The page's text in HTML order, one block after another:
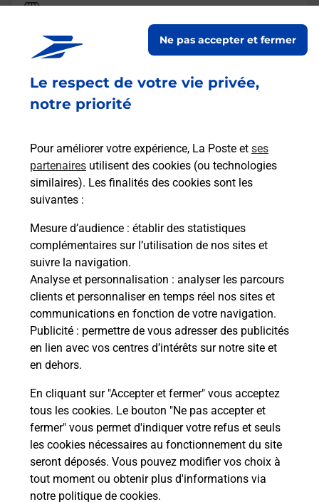
Le respect de votre vie privée,
notre priorité
Pour améliorer votre expérience, La Poste et ses
partenaires utilisent des cookies (ou technologies
similaires). Les finalités des cookies sont les
suivantes :
Mesure d’audience : établir des statistiques
complémentaires sur l’utilisation de nos sites et
suivre la navigation.
Analyse et personnalisation : analyser les parcours
clients et personnaliser en temps réel nos sites et
communications en fonction de votre navigation.
Publicité : permettre de vous adresser des publicités
en lien avec vos centres d’intérêts sur notre site et
en dehors.
En cliquant sur "Accepter et fermer" vous acceptez
tous les cookies. Le bouton "Ne pas accepter et
fermer" vous permet d'indiquer votre refus et seuls
les cookies nécessaires au fonctionnement du site
seront déposés. Vous pouvez modifier vos choix à
tout moment ou obtenir plus d'informations via
notre politique de cookies.
Ne pas accepter et fermer
La Poste
RENNES LONGCHAMPS
ferme bientôt à 18h30
CENTRE COMMERCIAL DES LONGCHAMPS
35700 RENNES
Malin !
La Poste
en ligne
Ouvert 24h/24
En savoir plus
RENNES
CONSIGNE PICKUP TROC RENNES